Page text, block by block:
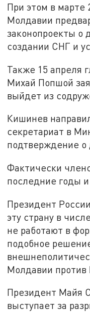
При этом в марте
Молдавии
законопроекты о
создании СНГ и
Также 15 апреля
Михай Попшой
выйдет из
Кишинев
секретариат в
подтверждение о
Фактически
последние годы
Президент
эту страну в
не работают в
подобное
Молдавии против
Президент Майя
выступает за